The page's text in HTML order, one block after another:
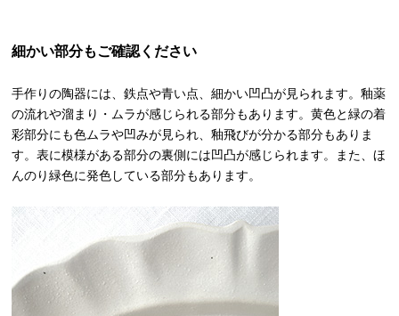
細かい部分もご確認ください
手作りの陶器には、鉄点や青い点、細かい凹凸が見られます。釉薬
の流れや溜まり・ムラが感じられる部分もあります。黄色と緑の着
彩部分にも色ムラや凹みが見られ、釉飛びが分かる部分もありま
す。表に模様がある部分の裏側には凹凸が感じられます。また、ほ
んのり緑色に発色している部分もあります。